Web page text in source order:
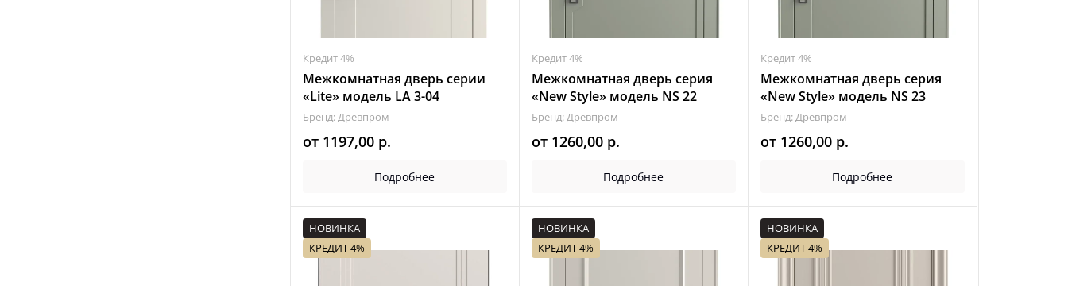
Кредит 4%
Межкомнатная дверь серии
«Lite» модель LA 3-04
Бренд: Древпром
от 1197,00 р.
Подробнее
Кредит 4%
Межкомнатная дверь серия
«New Style» модель NS 22
Бренд: Древпром
от 1260,00 р.
Подробнее
Кредит 4%
Межкомнатная дверь серия
«New Style» модель NS 23
Бренд: Древпром
от 1260,00 р.
Подробнее
НОВИНКА
КРЕДИТ 4%
НОВИНКА
КРЕДИТ 4%
НОВИНКА
КРЕДИТ 4%